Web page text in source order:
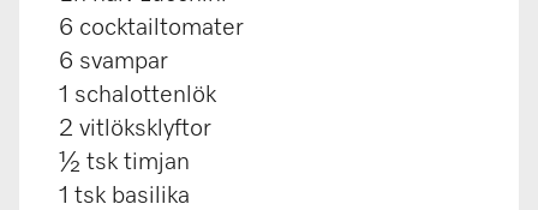
6 cocktailtomater
6 svampar
1 schalottenlök
2 vitlöksklyftor
½ tsk timjan
1 tsk basilika